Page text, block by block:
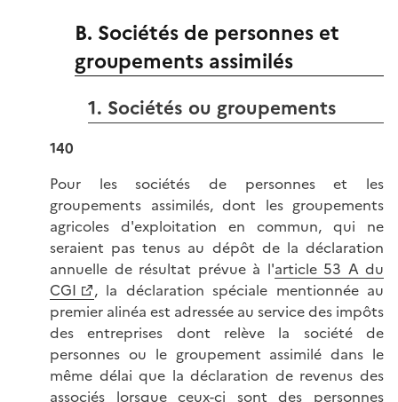
B. Sociétés de personnes et
groupements assimilés
1. Sociétés ou groupements
140
Pour les sociétés de personnes et les
groupements assimilés, dont les groupements
agricoles d'exploitation en commun, qui ne
seraient pas tenus au dépôt de la déclaration
annuelle de résultat prévue à l'article 53 A du
CGI
, la déclaration spéciale mentionnée au
premier alinéa est adressée au service des impôts
des entreprises dont relève la société de
personnes ou le groupement assimilé dans le
même délai que la déclaration de revenus des
associés lorsque ceux-ci sont des personnes